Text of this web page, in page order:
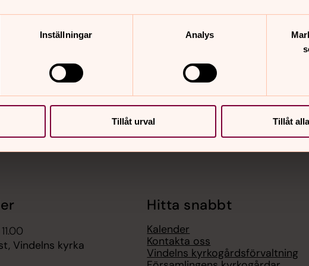
Inställningar Analys
Tillåt urval Tillåt
Vindelns kyrka
Hitta snabbt
Kalender
Kontakta oss
Vindelns kyrkogårdsförvaltning